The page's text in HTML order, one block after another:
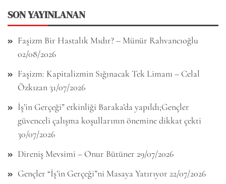
SON YAYINLANAN
Faşizm Bir Hastalık Mıdır? – Münür Rahvancıoğlu
02/08/2026
Faşizm: Kapitalizmin Sığınacak Tek Limanı – Celal
Özkızan31/07/2026
İş’in Gerçeği” etkinliği Baraka’da yapıldı;Gençler
güvenceli çalışma koşullarının önemine dikkat çekti
30/07/2026
Direniş Mevsimi – Onur Bütüner 29/07/2026
Gençler “İş’in Gerçeği”ni Masaya Yatırıyor 22/07/2026